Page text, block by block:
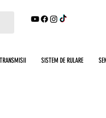
SISTEM DE RULARE